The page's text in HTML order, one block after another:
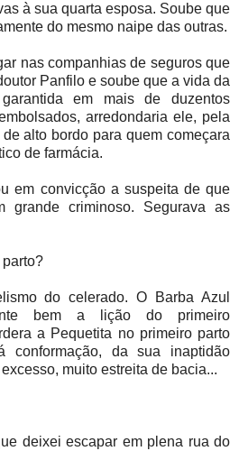
à sua quarta esposa. Soube que
do mesmo naipe das outras.
nas companhias de seguros que
Panfilo e soube que a vida da
em mais de duzentos
arredondaria ele, pela
alto bordo para quem começara
de farmácia.
em convicção a suspeita de que
grande criminoso. Segurava as
do celerado. O Barba Azul
bem a lição do primeiro
a Pequetita no primeiro parto
da sua inaptidão
muito estreita de bacia...
deixei escapar em plena rua do